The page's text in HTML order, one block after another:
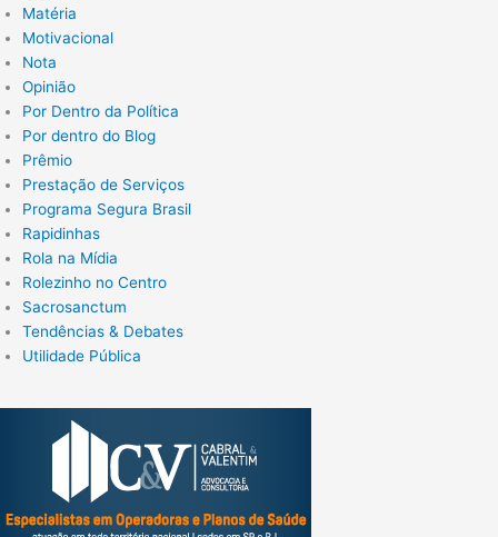
Matéria
Motivacional
Nota
Opinião
Por Dentro da Política
Por dentro do Blog
Prêmio
Prestação de Serviços
Programa Segura Brasil
Rapidinhas
Rola na Mídia
Rolezinho no Centro
Sacrosanctum
Tendências & Debates
Utilidade Pública